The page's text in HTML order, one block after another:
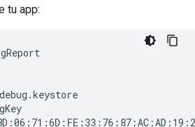
tu app: